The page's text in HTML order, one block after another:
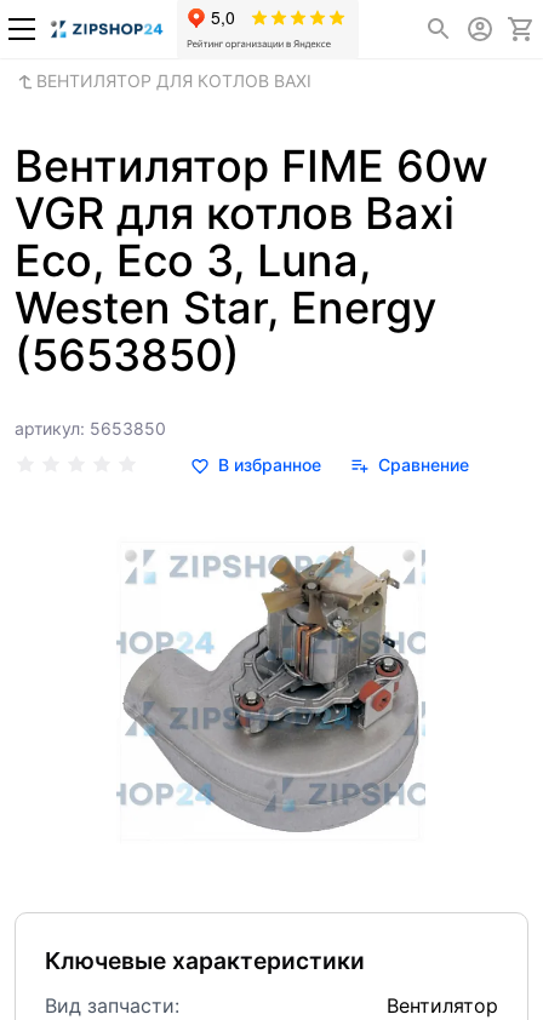
ВЕНТИЛЯТОР ДЛЯ КОТЛОВ BAXI
Вентилятор FIME 60w
VGR для котлов Baxi
Eco, Eco 3, Luna,
Westen Star, Energy
(5653850)
артикул: 5653850
В избранное
Сравнение
Ключевые характеристики
Вид запчасти:
Вентилятор